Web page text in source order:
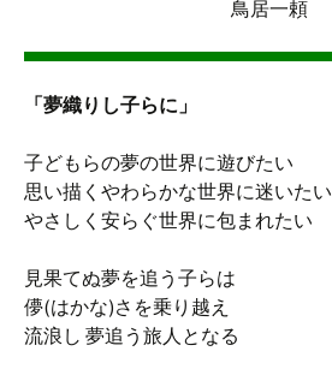
鳥居一頼
「夢織りし子らに」
子どもらの夢の世界に遊びたい
思い描くやわらかな世界に迷いたい
やさしく安らぐ世界に包まれたい
見果てぬ夢を追う子らは
儚(はかな)さを乗り越え
流浪し 夢追う旅人となる